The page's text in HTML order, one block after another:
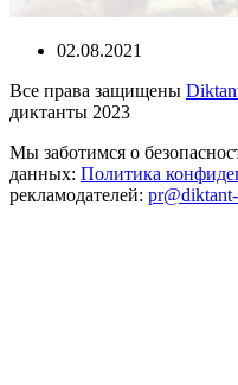
02.08.2021
Все права защищены
диктанты 2023
Мы заботимся о
данных: Политика
рекламодателей: